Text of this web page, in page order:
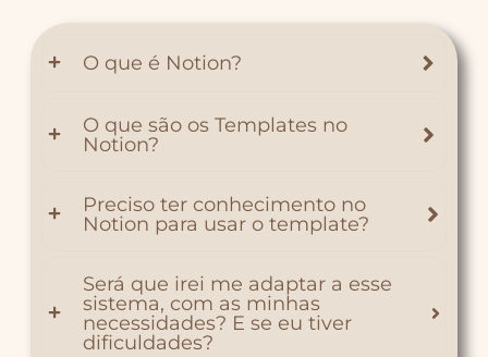
O que é Notion?
O que são os Templates no
Notion?
Preciso ter conhecimento no
Notion para usar o template?
Será que irei me adaptar a esse
sistema, com as minhas
necessidades? E se eu tiver
dificuldades?